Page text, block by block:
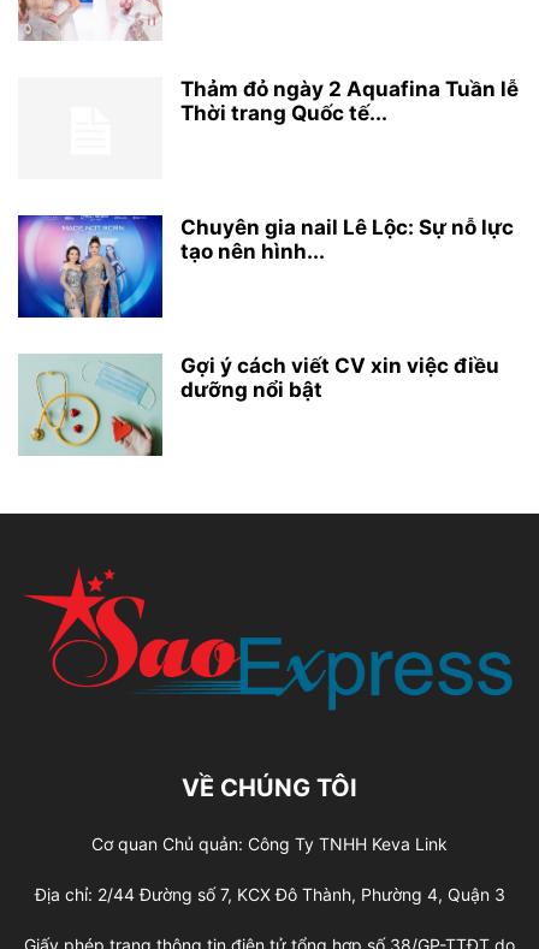
Thảm đỏ ngày 2 Aquafina Tuần lễ
Thời trang Quốc tế...
Chuyên gia nail Lê Lộc: Sự nỗ lực
tạo nên hình...
Gợi ý cách viết CV xin việc điều
dưỡng nổi bật
VỀ CHÚNG TÔI
Cơ quan Chủ quản: Công Ty TNHH Keva Link
Địa chỉ: 2/44 Đường số 7, KCX Đô Thành, Phường 4, Quận 3